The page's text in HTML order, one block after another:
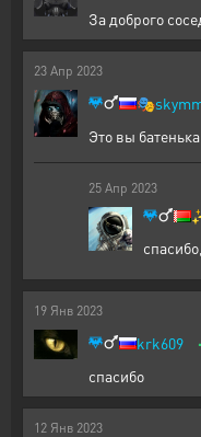
За доброго
23 Апр 2023
🎭
Это вы
25 Апр 2023
19 Янв 2023
krk609
спасибо
12 Янв 2023